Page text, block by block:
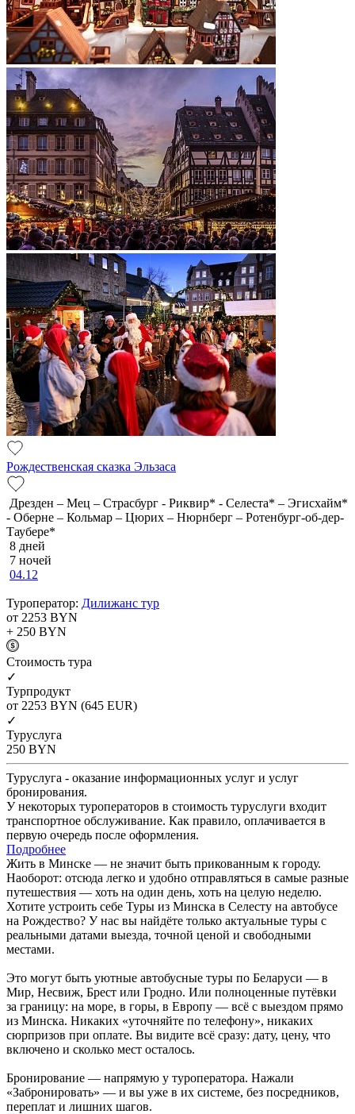
Рождественская сказка Эльзаса
Дрезден – Мец – Страсбург - Риквир* - Селеста* – Эгисхайм*
- Оберне – Кольмар – Цюрих – Нюрнберг – Ротенбург-об-дер-
Таубере*
8 дней
7 ночей
04.12
Туроператор: Дилижанс тур
от 2253 BYN
+ 250 BYN
Cтоимость тура
✓
Турпродукт
от 2253 BYN (645 EUR)
✓
Туруслуга
250 BYN
Туруслуга - оказание информационных услуг и услуг
бронирования.
У некоторых туроператоров в стоимость туруслуги входит
транспортное обслуживание. Как правило, оплачивается в
первую очередь после оформления.
Подробнее
Жить в Минске — не значит быть прикованным к городу.
Наоборот: отсюда легко и удобно отправляться в самые разные
путешествия — хоть на один день, хоть на целую неделю.
Хотите устроить себе Туры из Минска в Селесту на автобусе
на Рождество? У нас вы найдёте только актуальные туры с
реальными датами выезда, точной ценой и свободными
местами.
Это могут быть уютные автобусные туры по Беларуси — в
Мир, Несвиж, Брест или Гродно. Или полноценные путёвки
за границу: на море, в горы, в Европу — всё с выездом прямо
из Минска. Никаких «уточняйте по телефону», никаких
сюрпризов при оплате. Вы видите всё сразу: дату, цену, что
включено и сколько мест осталось.
Бронирование — напрямую у туроператора. Нажали
«Забронировать» — и вы уже в их системе, без посредников,
переплат и лишних шагов.